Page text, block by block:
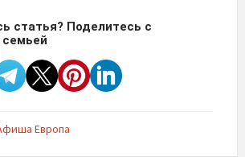
статья? Поделитесь с
Европа